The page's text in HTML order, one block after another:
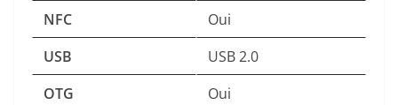
NFC
Oui
USB
USB 2.0
OTG
Oui